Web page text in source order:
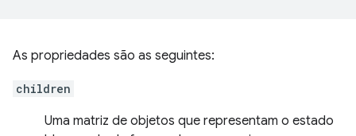
As propriedades são as seguintes:
children
Uma matriz de objetos que representam o estado